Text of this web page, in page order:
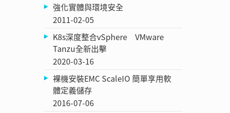
強化實體與環境安全
2011-02-05
K8s深度整合vSphere VMware
Tanzu全新出擊
2020-03-16
裸機安裝EMC ScaleIO 簡單享用軟
體定義儲存
2016-07-06